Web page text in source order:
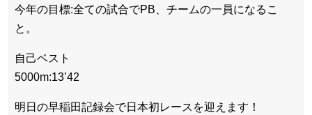
今年の目標:全ての試合でPB、チームの一員になるこ
と。
自己ベスト
5000m:13’42
明日の早稲田記録会で日本初レースを迎えます！